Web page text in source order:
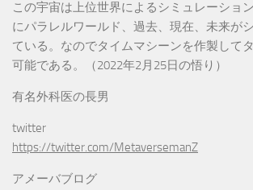
この宇宙は上位世界によるシミュレーショ
にパラレルワールド、過去、現在、未来が
ている。なのでタイムマシーンを作製して
可能である。（2022年2月25日の悟り）
有名外科医の長男
twitter
https://twitter.com/MetaversemanZ
アメーバブログ